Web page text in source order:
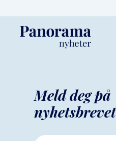
Meld deg på